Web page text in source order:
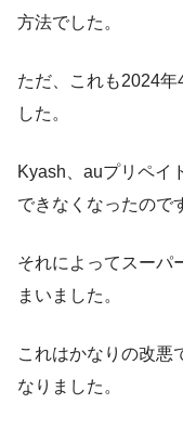
方法でした。
ただ、これも2024
した。
Kyash、auプリペイ
できなくなったので
それによってスーパ
まいました。
これはかなりの改悪
なりました。